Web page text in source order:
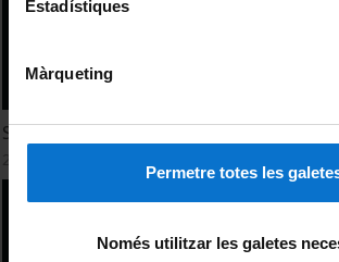
Estadístiques
Màrqueting
Permetre totes les
Només utilitzar les galetes
Sistema Polític Internacional